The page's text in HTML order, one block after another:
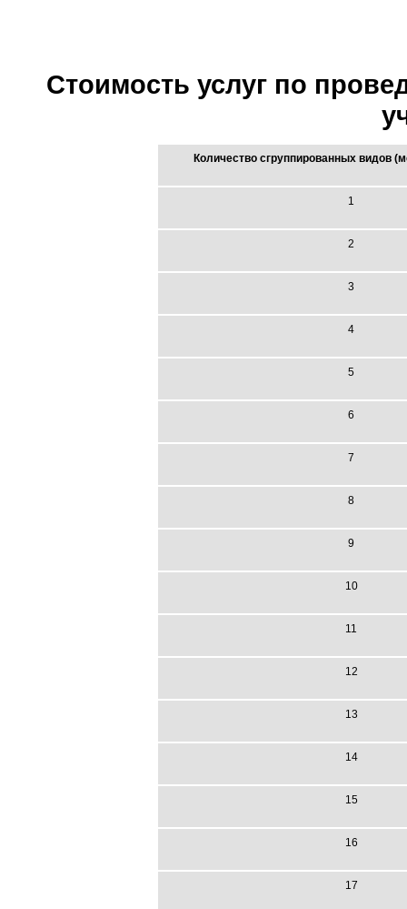
Стоимость услуг по
Количество сгруппированных видов
1
2
3
4
5
6
7
8
9
10
11
12
13
14
15
16
17